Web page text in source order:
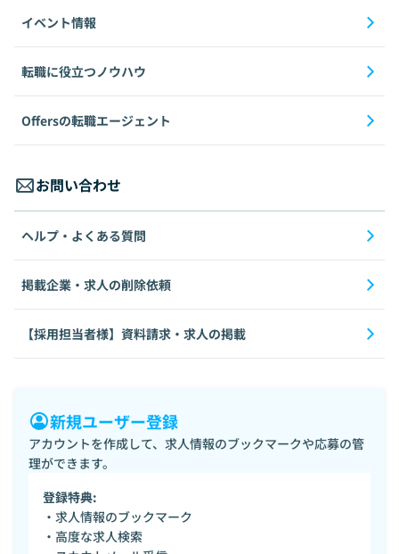
イベント情報
転職に役立つノウハウ
Offersの転職エージェント
お問い合わせ
ヘルプ・よくある質問
掲載企業・求人の削除依頼
【採用担当者様】資料請求・求人の掲載
新規ユーザー登録
アカウントを作成して、求人情報のブックマークや応募の管
理ができます。
登録特典:
・求人情報のブックマーク
・高度な求人検索